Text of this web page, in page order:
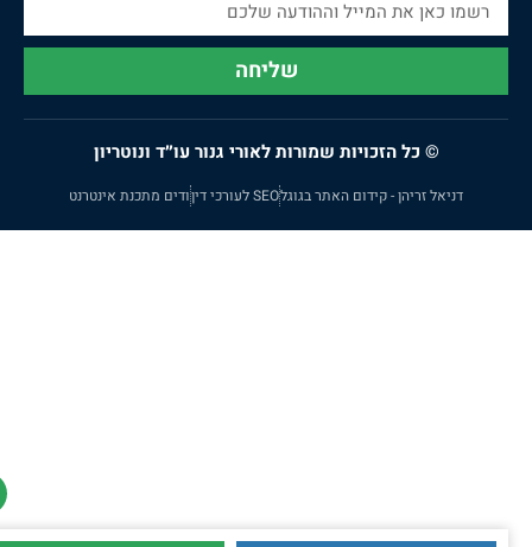
שליחה
© כל הזכויות שמורות לאורי גנור עו״ד ונוטריון
דניאל זריהן - קידום האתר בגוגלSEO לעורכי דין ודים מתכנת אינטרנט